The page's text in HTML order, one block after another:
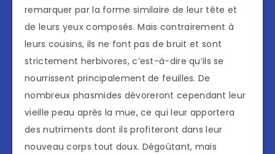
remarquer par la forme similaire de leur tête et
de leurs yeux composés. Mais contrairement à
leurs cousins, ils ne font pas de bruit et sont
strictement herbivores, c’est-à-dire qu’ils se
nourrissent principalement de feuilles. De
nombreux phasmides dévoreront cependant leur
vieille peau après la mue, ce qui leur apportera
des nutriments dont ils profiteront dans leur
nouveau corps tout doux. Dégoûtant, mais